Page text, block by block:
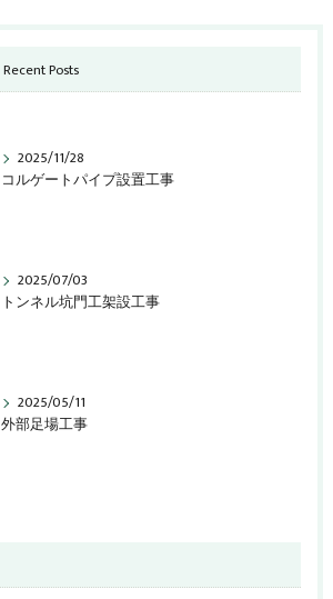
Recent Posts
2025/11/28
コルゲートパイプ設置工事
2025/07/03
トンネル坑門工架設工事
2025/05/11
外部足場工事